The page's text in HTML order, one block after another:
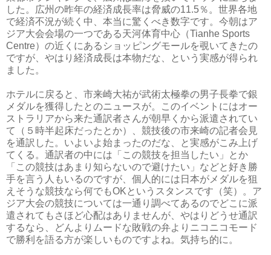
した。広州の昨年の経済成長率は脅威の11.5％。世界各地
で経済不況が続く中、本当に驚くべき数字です。今朝はア
ジア大会会場の一つである天河体育中心（Tianhe Sports
Centre）の近くにあるショッピングモールを覗いてきたの
ですが、やはり経済成長は本物だな、という実感が得られ
ました。
ホテルに戻ると、市来崎大祐が武術太極拳の男子長拳で銀
メダルを獲得したとのニュースが。このイベントにはオー
ストラリアから来た通訳者さんが朝早くから派遣されてい
て（５時半起床だったとか）、競技後の市来崎の記者会見
を通訳した。いよいよ始まったのだな、と実感がこみ上げ
てくる。通訳者の中には「この競技を担当したい」とか
「この競技はあまり知らないので避けたい」などと好き勝
手を言う人もいるのですが、個人的には日本がメダルを狙
えそうな競技なら何でもOKというスタンスです（笑）。ア
ジア大会の競技については一通り調べてあるのでどこに派
遣されてもさほど心配はありませんが、やはりどうせ通訳
するなら、どんよりムードな敗戦の弁よりニコニコモード
で勝利を語る方が楽しいものですよね。気持ち的に。